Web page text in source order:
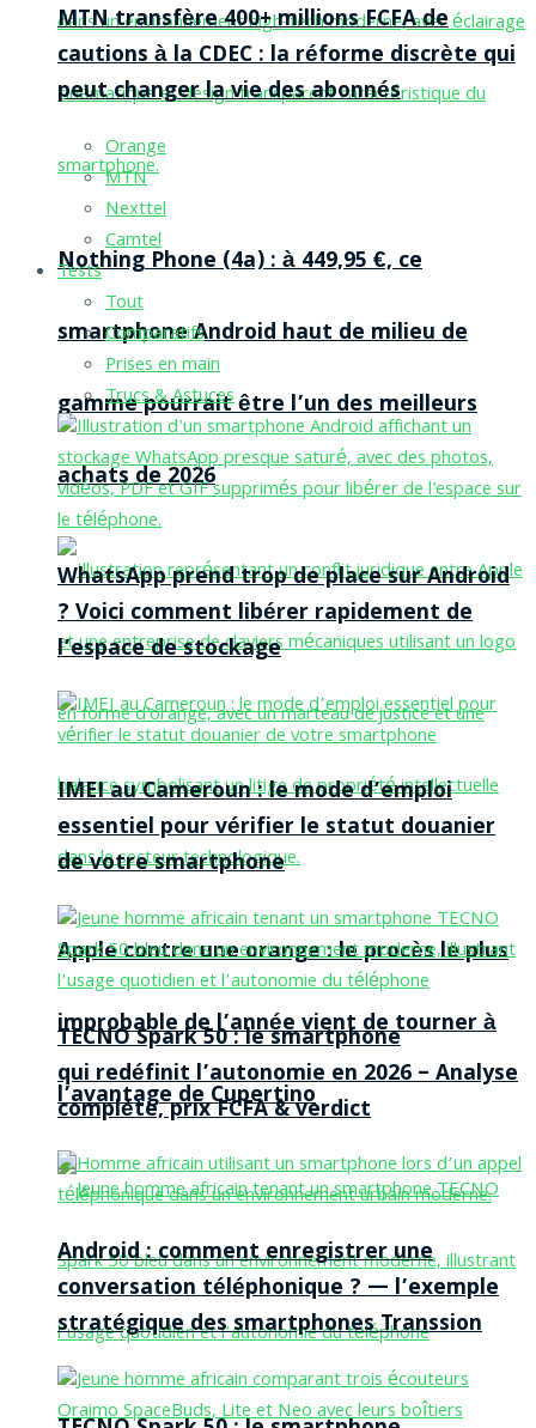
Nothing Phone (4a) : à 449,95 €, ce
smartphone Android haut de milieu de
gamme pourrait être l’un des meilleurs
achats de 2026
Apple contre une orange : le procès le plus
improbable de l’année vient de tourner à
l’avantage de Cupertino
MTN transfère 400+ millions FCFA de
cautions à la CDEC : la réforme discrète qui
peut changer la vie des abonnés
Orange
MTN
Nexttel
Camtel
Tests
Tout
Comparatifs
Prises en main
Trucs & Astuces
WhatsApp prend trop de place sur Android
? Voici comment libérer rapidement de
l’espace de stockage
IMEI au Cameroun : le mode d’emploi
essentiel pour vérifier le statut douanier
de votre smartphone
TECNO Spark 50 : le smartphone
qui redéfinit l’autonomie en 2026 – Analyse
complète, prix FCFA & verdict
Android : comment enregistrer une
conversation téléphonique ? — l’exemple
stratégique des smartphones Transsion